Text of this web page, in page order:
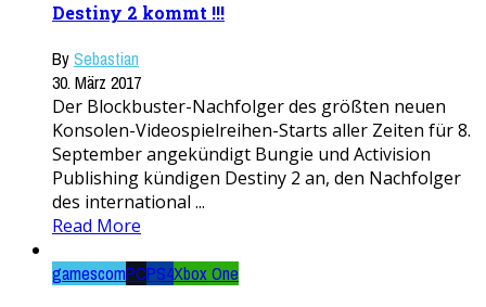
Destiny 2 kommt !!!
BySebastian
30. März 2017
Der Blockbuster-Nachfolger des größten neuen
Konsolen-Videospielreihen-Starts aller Zeiten für 8.
September angekündigt Bungie und Activision
Publishing kündigen Destiny 2 an, den Nachfolger
des international ...
Read More
gamescomPCPS4Xbox One